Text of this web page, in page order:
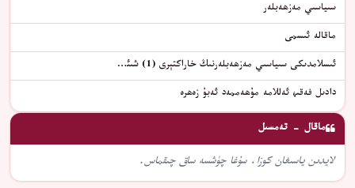
سىياسىي مەزھەبلەر
ماقالە ئىسمى
ئىسلامدىكى سىياسىي مەزھەبلەرنىڭ خاراكتېرى (1) شىئ…
دادىل فەقىھ ئەللامە مۇھەممەد ئەبۇ زەھرە
ماقال - تەمسىل
لايدىن ياسىغان كوزا، سۇغا چۈشسە ساق چىقماس.